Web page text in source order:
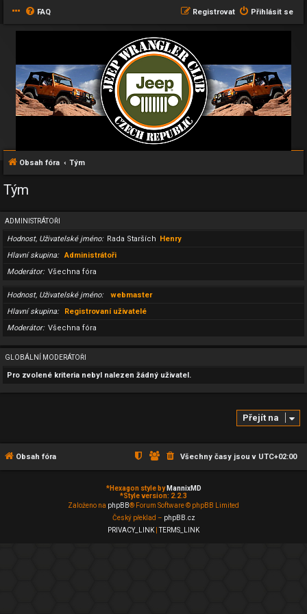
FAQ Přihlásit se
Registrovat
Obsah fóra Tým
Tým
ADMINISTRÁTOŘI
Hodnost, Uživatelské jméno Rada Starších Henry
Hlavní skupina
Administrátoři
Moderátor
Všechna fóra
Hodnost, Uživatelské jméno
webmaster
Hlavní skupina
Registrovaní uživatelé
Moderátor
Všechna fóra
GLOBÁLNÍ MODERÁTOŘI
Pro zvolené kriteria nebyl nalezen žádný uživatel.
Přejít na
Obsah fóra Všechny časy jsou v UTC+02:00
*Hexagon style by MannixMD
*Style version: 2.2.3
Založeno na phpBB® Forum Software © phpBB Limited
Český překlad – phpBB.cz
PRIVACY_LINK |TERMS_LINK